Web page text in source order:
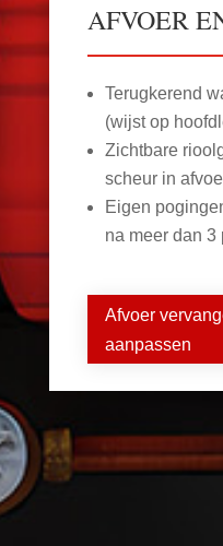
AFVOER
Terugkerend
(wijst op
Zichtbare
scheur in
Eigen
na meer dan 3
Afvoer
aanpassen